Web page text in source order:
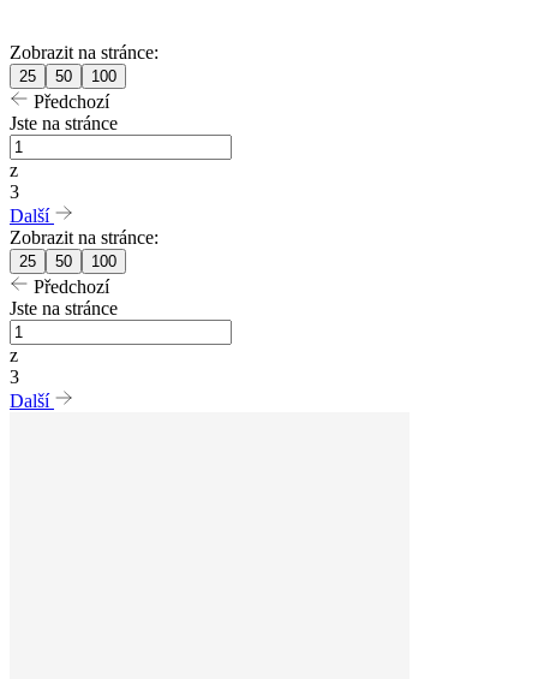
Zobrazit na stránce:
25 50 100
Předchozí
Jste na stránce
z
3
Další
Zobrazit na stránce:
25 50 100
Předchozí
Jste na stránce
z
3
Další